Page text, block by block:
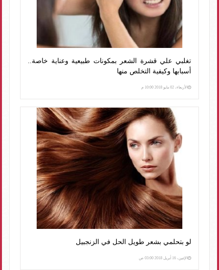
تغلبي علي قشرة الشعر بمكونات طبيعية وعناية خاصة..
أسبابها وكيفية التخلص منها
الأربعاء، 02 مايو 2018 10:00 م
لو بتحلمي بشعر طويل الحل في الزنجبيل
الإثنين، 16 أبريل 2018 03:00 ص